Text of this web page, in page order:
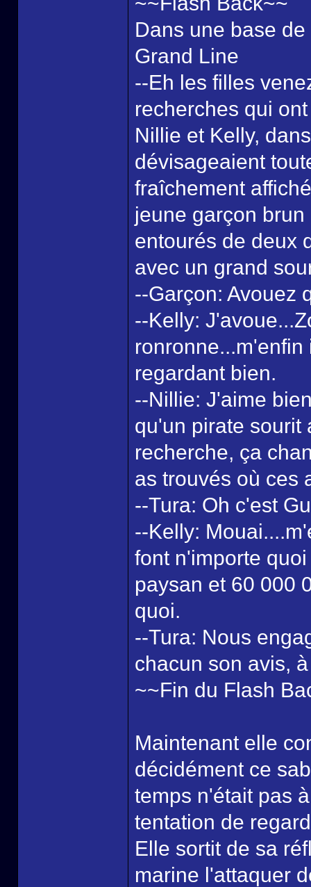
Dans une base
Grand Line
--Eh les filles
recherches qui
Nillie et Kelly,
dévisageaient
fraîchement
jeune garçon
entourés de deux
avec un grand
--Garçon: Avouez
--Kelly:
regardant bien.
--Nillie: J'aime
qu'un pirate sourit
recherche, ça
as trouvés où ces
--Tura: Oh c'est
--Kelly:
font n'importe
paysan et 60 000
quoi.
--Tura: Nous
chacun son avis,
~~Fin du Flash
Maintenant elle
décidément ce
temps n'était pas
tentation de
Elle sortit de sa
marine l'attaquer